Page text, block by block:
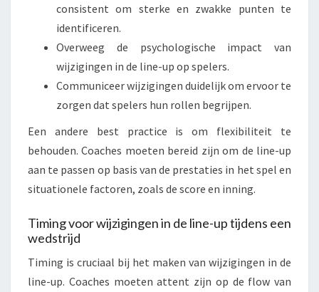
consistent om sterke en zwakke punten te
identificeren.
Overweeg de psychologische impact van
wijzigingen in de line-up op spelers.
Communiceer wijzigingen duidelijk om ervoor te
zorgen dat spelers hun rollen begrijpen.
Een andere best practice is om flexibiliteit te
behouden. Coaches moeten bereid zijn om de line-up
aan te passen op basis van de prestaties in het spel en
situationele factoren, zoals de score en inning.
Timing voor wijzigingen in de line-up tijdens een
wedstrijd
Timing is cruciaal bij het maken van wijzigingen in de
line-up. Coaches moeten attent zijn op de flow van